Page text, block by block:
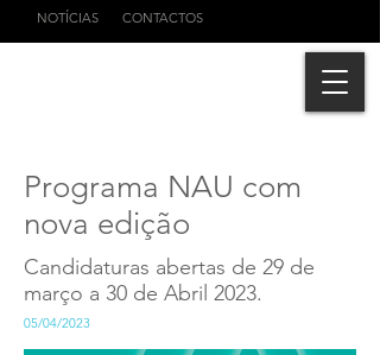
NOTÍCIAS CONTACTOS
Programa NAU com
nova edição
Candidaturas abertas de 29 de
março a 30 de Abril 2023.
05/04/2023